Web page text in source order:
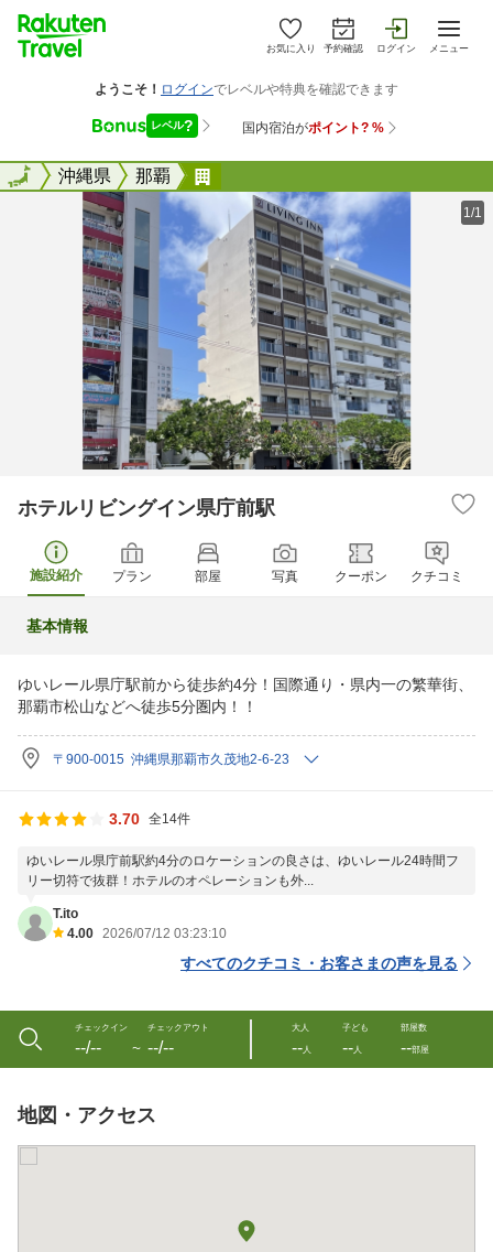
お気に入り 予約確認 ログイン メニュー
全国沖縄県 那覇
全国
1/1
ホテルリビングイン県庁前駅
施設紹介 プラン 部屋 写真 クーポン クチコミ
基本情報
ゆいレール県庁駅前から徒歩約4分！国際通り・県内一の繁華街、
那覇市松山などへ徒歩5分圏内！！
〒900-0015 沖縄県那覇市久茂地2-6-23
3.70 全14件
ゆいレール県庁前駅約4分のロケーションの良さは、ゆいレール24時間フ
リー切符で抜群！ホテルのオペレーションも外...
T.ito
4.00 2026/07/12 03:23:10
すべてのクチコミ・お客さまの声を見る
チェックイン
--/-- 〜
チェックアウト
--/--
大人
--人
子ども
--人
部屋数
--部屋
地図・アクセス